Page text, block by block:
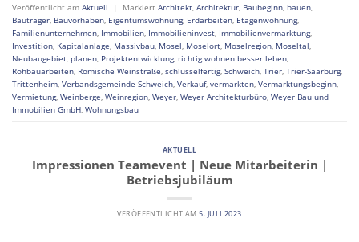
Veröffentlicht am Aktuell | Markiert Architekt, Architektur, Baubeginn, bauen,
Bauträger, Bauvorhaben, Eigentumswohnung, Erdarbeiten, Etagenwohnung,
Familienunternehmen, Immobilien, Immobilieninvest, Immobilienvermarktung,
Investition, Kapitalanlage, Massivbau, Mosel, Moselort, Moselregion, Moseltal,
Neubaugebiet, planen, Projektentwicklung, richtig wohnen besser leben,
Rohbauarbeiten, Römische Weinstraße, schlüsselfertig, Schweich, Trier, Trier-Saarburg,
Trittenheim, Verbandsgemeinde Schweich, Verkauf, vermarkten, Vermarktungsbeginn,
Vermietung, Weinberge, Weinregion, Weyer, Weyer Architekturbüro, Weyer Bau und
Immobilien GmbH, Wohnungsbau
AKTUELL
Impressionen Teamevent | Neue Mitarbeiterin |
Betriebsjubiläum
VERÖFFENTLICHT AM5. JULI 2023